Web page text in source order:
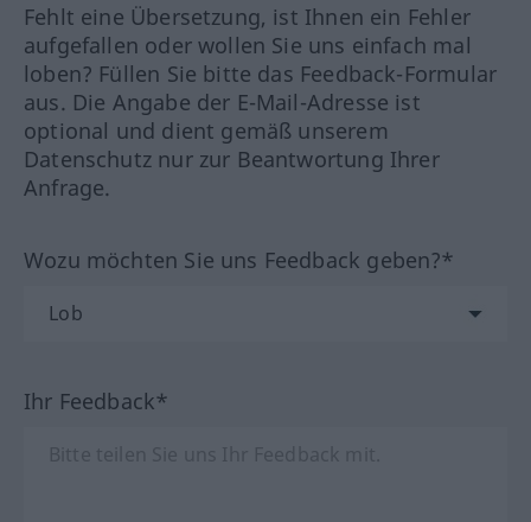
Fehlt eine Übersetzung, ist Ihnen ein Fehler
aufgefallen oder wollen Sie uns einfach mal
loben? Füllen Sie bitte das Feedback-Formular
aus. Die Angabe der E-Mail-Adresse ist
optional und dient gemäß unserem
Datenschutz nur zur Beantwortung Ihrer
Anfrage.
Wozu möchten Sie uns Feedback geben?*
Ihr Feedback*